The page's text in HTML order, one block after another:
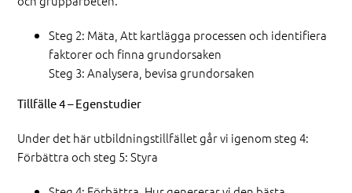
Steg 2: Mäta, Att kartlägga processen och identifiera
faktorer och finna grundorsaken
Steg 3: Analysera, bevisa grundorsaken
Tillfälle 4 – Egenstudier
Under det här utbildningstillfället går vi igenom steg 4:
Förbättra och steg 5: Styra